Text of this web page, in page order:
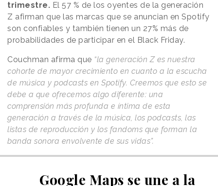
trimestre. El 57 % de los oyentes de la generación
Z afirman que las marcas que se anuncian en Spotify
son confiables y también tienen un 27% más de
probabilidades de participar en el Black Friday.
Couchman afirma que “la generación Z es nuestra
cohorte de mayor crecimiento en cuanto a la escucha
de música y podcasts en Spotify. Creemos que esto se
debe a que ofrecemos algo diferente: una
comprensión más profunda e íntima de esta
generación a través de la música, los podcasts, las
listas de reproducción y los fandoms que forman la
banda sonora envolvente de sus vidas”.
Google Maps se une a la